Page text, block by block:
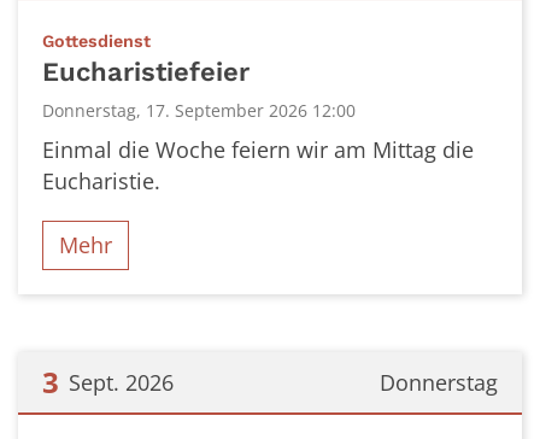
Gottesdienst:
Eucharistiefeier
Donnerstag, 17. September 2026 12:00
Einmal die Woche feiern wir am Mittag die
Eucharistie.
Mehr
Donnerstag
3 Sept. 2026